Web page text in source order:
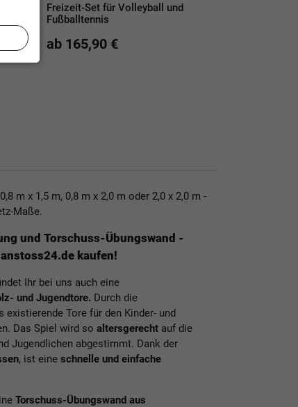
Freizeit-Set für Volleyball und
Fußballtennis
ab 165,90 €
m x 1,5 m, 0,8 m x 2,0 m oder 2,0 x 2,0 m -
Maße.
und Torschuss-Übungswand -
kaufen!
Ihr bei uns auch eine
und Jugendtore. Durch die
Tore für den Kinder- und
Das Spiel wird so altersgerechtauf die
Jugendlichen abgestimmt. Dank der
, ist eine schnelle und einfache
Torschuss-Übungswand aus